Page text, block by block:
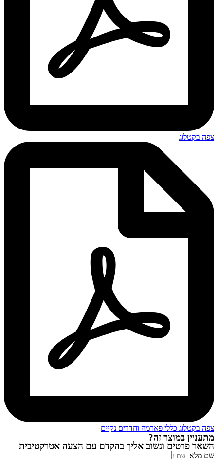
צפה בקטלוג
צפה בקטלוג כללי פארמה וחדרים נקיים
מתעניין במוצר זה?
השאר פרטים ונשוב אליך בהקדם עם הצעה אטרקטיבית
שם מלא